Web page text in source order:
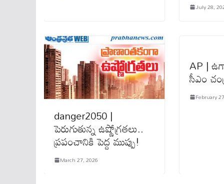
July 28,
danger2050 |
పెరుగుతున్న ఉష్ణోగ్రతలు..
ప్రపంచానికి పెద్ద ముప్పు!
March 27, 2026
AP |
సీఎం
February